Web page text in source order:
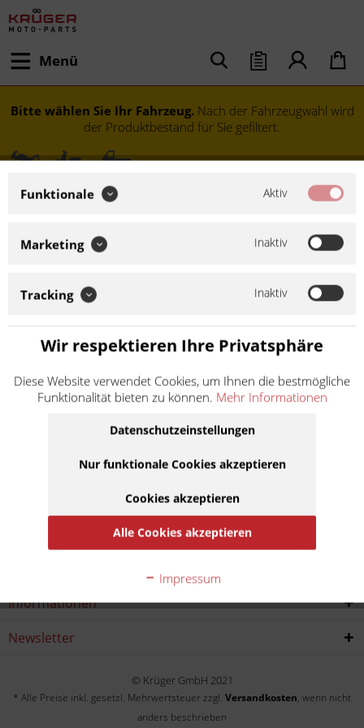
Menü
Bitte wählen Sie Ihr Fahrzeug. Nach der Fahrzeugwahl wird
der Produktbestand für Sie gefiltert.
RS 250 LD01
1996 1997
Informationen
Newsletter
© Krüger GmbH 2021
* Alle Preise inkl. gesetzl. Mehrwertsteuer zzgl. Versandkosten, wenn nicht
anders beschrieben
Funktionale Aktiv
Marketing Inaktiv
Tracking Inaktiv
Wir respektieren Ihre Privatsphäre
Diese Website verwendet Cookies, um Ihnen die bestmögliche
Funktionalität bieten zu können. Mehr Informationen
Datenschutzeinstellungen
Nur funktionale Cookies akzeptieren
Cookies akzeptieren
Alle Cookies akzeptieren
Impressum